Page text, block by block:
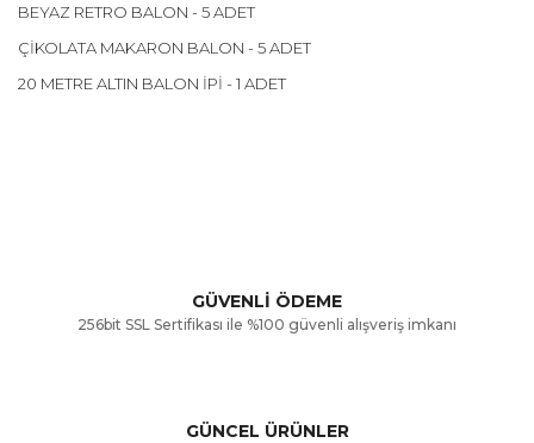
BEYAZ RETRO BALON - 5 ADET
ÇİKOLATA MAKARON BALON - 5 ADET
20 METRE ALTIN BALON İPİ - 1 ADET
Ürün resmi kalitesiz, bozuk veya görüntülenemiyor.
Ürün bilgilerinde hatalar bulunuyor.
GÜVENLİ ÖDEME
256bit SSL Sertifikası ile %100 güvenli alışveriş imkanı
GÜNCEL ÜRÜNLER